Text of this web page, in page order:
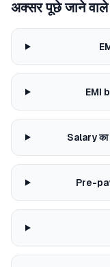
अक्सर पूछे जाने
EMI
Salary
Pre-